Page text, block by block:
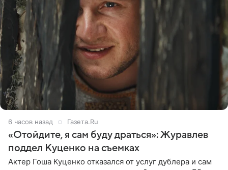
6 часов назад Газета.Ru
«Отойдите, я сам буду драться»: Журавлев
поддел Куценко на съемках
Актер Гоша Куценко отказался от услуг дублера и сам